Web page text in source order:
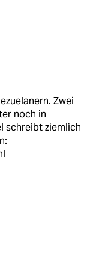
Zwei
noch in
schreibt ziemlich